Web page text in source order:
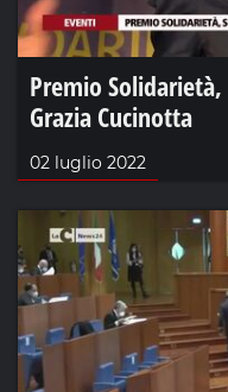
Premio
Grazia Cucinotta
02 luglio 2022